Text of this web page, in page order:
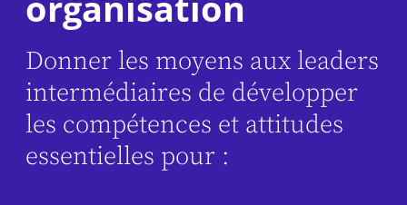
Donner les moyens aux leaders
intermédiaires de développer
les compétences et attitudes
essentielles pour :